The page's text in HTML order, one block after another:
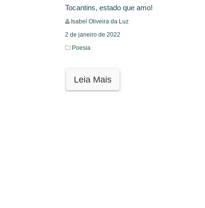
Tocantins, estado que amo!
Isabel Oliveira da Luz
2 de janeiro de 2022
Poesia
Leia Mais